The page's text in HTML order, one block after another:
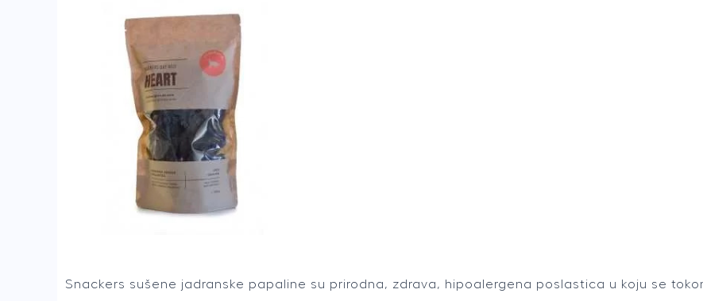
Snackers sušene jadranske papaline su prirodna, zdrava, hipoalergena poslastica u koju se